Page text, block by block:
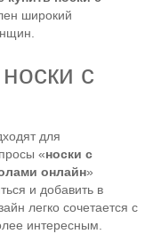
широкий
с
для
«носки с
онлайн»
и добавить в
легко сочетается с
интересным.